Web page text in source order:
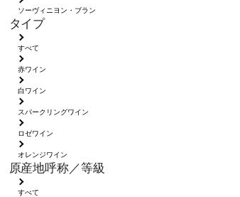
ソーヴィニヨン・ブラン
タイプ
すべて
赤ワイン
白ワイン
スパークリングワイン
ロゼワイン
オレンジワイン
原産地呼称／等級
すべて